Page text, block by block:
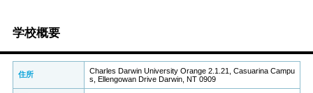
学校概要
住所
Charles Darwin University Orange 2.1.21, Casuarina Campu
s, Ellengowan Drive Darwin, NT 0909